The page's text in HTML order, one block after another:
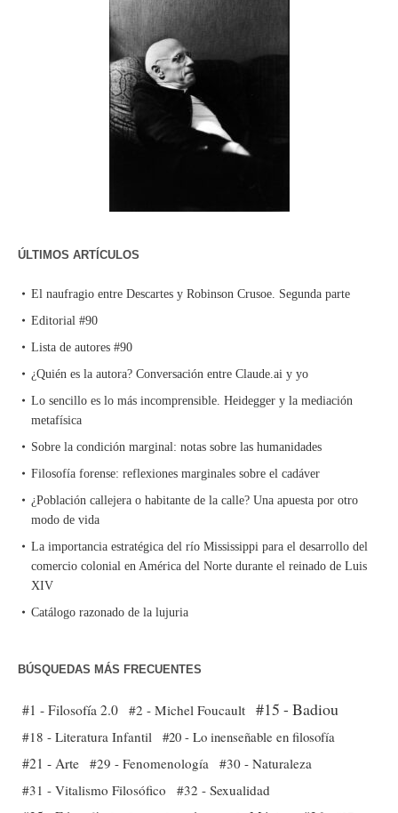
ÚLTIMOS ARTÍCULOS
El naufragio entre Descartes y Robinson Crusoe. Segunda parte
Editorial #90
Lista de autores #90
¿Quién es la autora? Conversación entre Claude.ai y yo
Lo sencillo es lo más incomprensible. Heidegger y la mediación
metafísica
Sobre la condición marginal: notas sobre las humanidades
Filosofía forense: reflexiones marginales sobre el cadáver
¿Población callejera o habitante de la calle? Una apuesta por otro
modo de vida
La importancia estratégica del río Mississippi para el desarrollo del
comercio colonial en América del Norte durante el reinado de Luis
XIV
Catálogo razonado de la lujuria
BÚSQUEDAS MÁS FRECUENTES
#1 - Filosofía 2.0 #2 - Michel Foucault #15 - Badiou
#18 - Literatura Infantil #20 - Lo inenseñable en filosofía
#21 - Arte #29 - Fenomenología
#30 - Naturaleza
#31 - Vitalismo Filosófico
#32 - Sexualidad